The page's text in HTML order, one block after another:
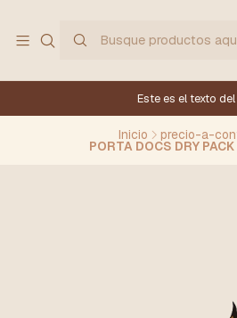
Este es el texto
Inicio precio-a-
PORTA DOCS DRY